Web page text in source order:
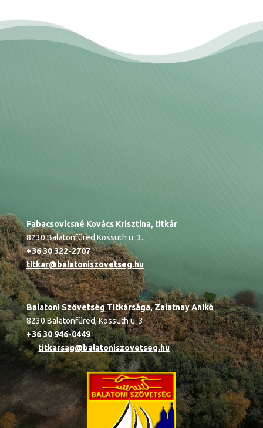
Fabacsovicsné Kovács Krisztina, titkár
8230 Balatonfüred Kossuth u. 3.
+36 30 322-2707
titkar@balatoniszovetseg.hu
Balatoni Szövetség Titkársága,Zalatnay Anikó
8230 Balatonfüred, Kossuth u. 3.
+36 30 946-0449
titkarsag@balatoniszovetseg.hu